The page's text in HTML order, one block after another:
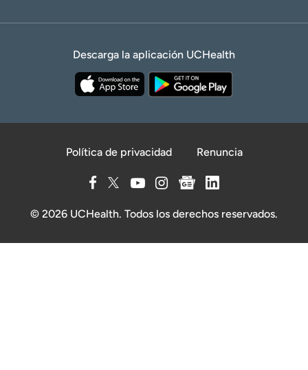
Descarga la aplicación UCHealth
Política de privacidad Renuncia
© 2026 UCHealth. Todos los derechos reservados.